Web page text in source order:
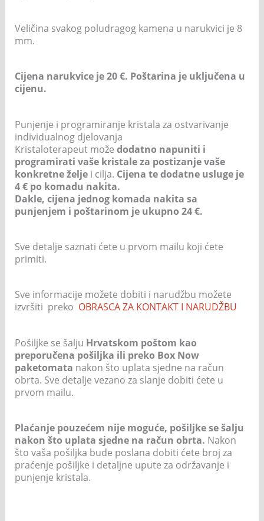
Veličina svakog poludragog kamena u narukvici je 8
mm.
Cijena narukvice je 20 €. Poštarina je uključena u
cijenu.
Punjenje i programiranje kristala za ostvarivanje
individualnog djelovanja
Kristaloterapeut možedodatno napuniti i
programirati vaše kristale za postizanje vaše
konkretne želje i cilja. Cijena te dodatne usluge je
4 € po komadu nakita.
Dakle, cijena jednog komada nakita sa
punjenjem i poštarinom je ukupno 24 €.
Sve detalje saznati ćete u prvom mailu koji ćete
primiti.
Sve informacije možete dobiti i narudžbu možete
izvršiti preko OBRASCA ZA KONTAKT I NARUDŽBU
Pošiljke se šalju Hrvatskom poštom kao
preporučena pošiljka ili preko Box Now
paketomata nakon što uplata sjedne na račun
obrta. Sve detalje vezano za slanje dobiti ćete u
prvom mailu.
Plaćanje pouzećem nije moguće, pošiljke se šalju
nakon što uplata sjedne na račun obrta. Nakon
što vaša pošiljka bude poslana dobiti ćete broj za
praćenje pošiljke i detaljne upute za održavanje i
punjenje kristala.